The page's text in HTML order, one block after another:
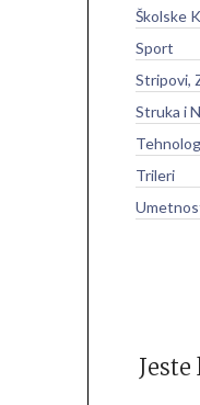
Školske
Sport
Stripovi,
Struka i
Trileri